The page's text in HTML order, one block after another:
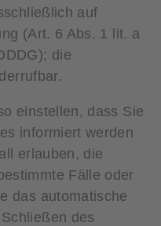
auf
(Art. 6 Abs. 1 lit. a
die
einstellen, dass Sie
informiert werden
erlauben, die
Fälle oder
das automatische
des